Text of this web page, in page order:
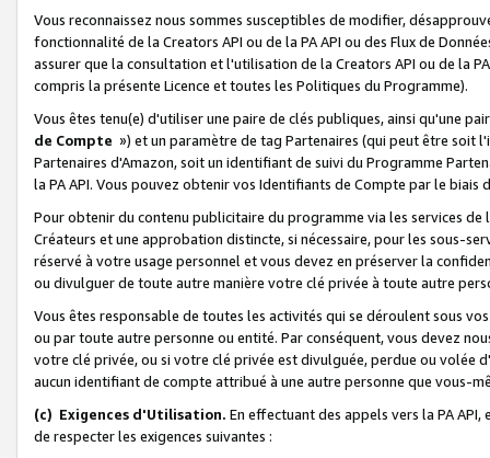
Vous reconnaissez nous sommes susceptibles de modifier,
fonctionnalité de la Creators API ou de la PA API ou des Flux de
assurer que la consultation et l'utilisation de la Creators API ou de la
compris la présente Licence et toutes les Politiques du Programme).
Vous êtes tenu(e) d'utiliser une paire de clés publiques, ainsi qu'une
de Compte ») et un paramètre de tag Partenaires (qui peut être soit
Partenaires d'Amazon, soit un identifiant de suivi du Programme
la PA API. Vous pouvez obtenir vos Identifiants de Compte par le biais
Pour obtenir du contenu publicitaire du programme via les services
Créateurs et une approbation distincte, si nécessaire, pour les sous-
réservé à votre usage personnel et vous devez en préserver la
ou divulguer de toute autre manière votre clé privée à toute autre
Vous êtes responsable de toutes les activités qui se déroulent sous
ou par toute autre personne ou entité. Par conséquent, vous devez
votre clé privée, ou si votre clé privée est divulguée, perdue ou volée
aucun identifiant de compte attribué à une autre personne que vous-
(c) Exigences d'Utilisation. En effectuant des appels vers la PA
de respecter les exigences suivantes :